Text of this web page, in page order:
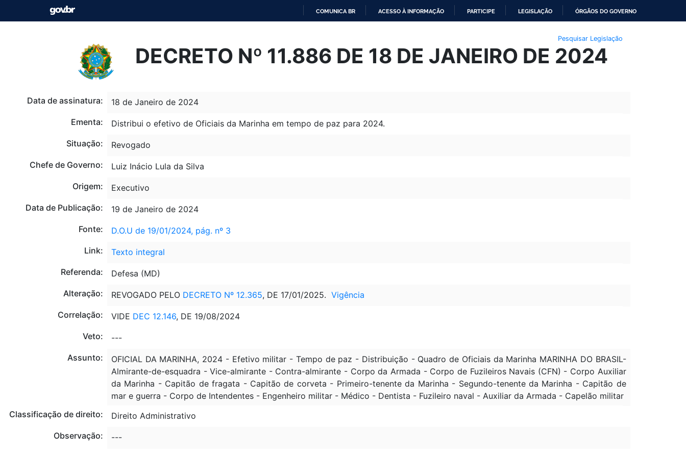
O
CONTEÚDO
COMUNICA BR ACESSO À INFORMAÇÃO PARTICIPE LEGISLAÇÃO ÓRGÃOS DO GOVERNO
Pesquisar Legislação
DECRETO Nº 11.886 DE 18 DE JANEIRO DE 2024
Data de assinatura:
18 de Janeiro de 2024
Ementa:
Distribui o efetivo de Oficiais da Marinha em tempo de paz para 2024.
Situação:
Revogado
Chefe de Governo:
Luiz Inácio Lula da Silva
Origem:
Executivo
Data de Publicação:
19 de Janeiro de 2024
Fonte:
D.O.U de 19/01/2024, pág. nº 3
Link:
Texto integral
Referenda:
Defesa (MD)
Alteração:
REVOGADO PELO DECRETO Nº 12.365, DE 17/01/2025. Vigência
Correlação:
VIDE DEC 12.146, DE 19/08/2024
Veto:
---
Assunto:
OFICIAL DA MARINHA, 2024 - Efetivo militar - Tempo de paz - Distribuição - Quadro de Oficiais da Marinha MARINHA DO BRASIL-
Almirante-de-esquadra - Vice-almirante - Contra-almirante - Corpo da Armada - Corpo de Fuzileiros Navais (CFN) - Corpo Auxiliar
da Marinha - Capitão de fragata - Capitão de corveta - Primeiro-tenente da Marinha - Segundo-tenente da Marinha - Capitão de
mar e guerra - Corpo de Intendentes - Engenheiro militar - Médico - Dentista - Fuzileiro naval - Auxiliar da Armada - Capelão militar
Classificação de direito:
Direito Administrativo
Observação:
---